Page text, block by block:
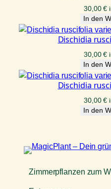
30,00€
In den
Dischidia
30,00€
In den
Dischidia
30,00€
In den
Zimmerpflanzen zum